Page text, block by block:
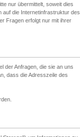
nur übermittelt, soweit dies
auf die Internetinfrastruktur des
Fragen erfolgt nur mit ihrer
der Anfragen, die sie an uns
dass die Adresszeile des